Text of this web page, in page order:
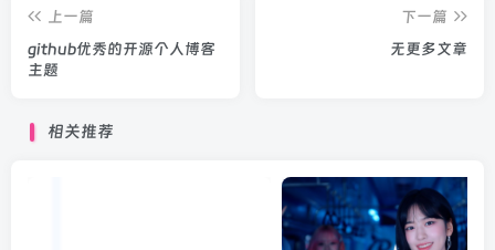
上一篇
github优秀的开源个人博客
主题
下一篇
无更多文章
相关推荐